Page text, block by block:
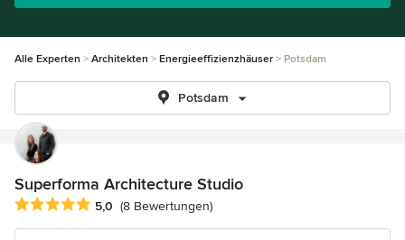
Alle Experten Architekten Energieeffizienzhäuser Potsdam
Potsdam
Superforma Architecture Studio
Durchschnittliche Bewertung: 5 von 5 Sternen
5,0 (8 Bewertungen)